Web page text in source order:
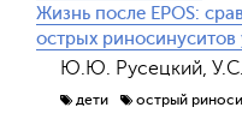
Жизнь после EPOS:
острых риносинуситов
Ю.Ю. Русецкий, У.С.
дети острый